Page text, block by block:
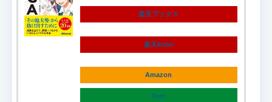
楽天ブックス
楽天kobo
Amazon
7net